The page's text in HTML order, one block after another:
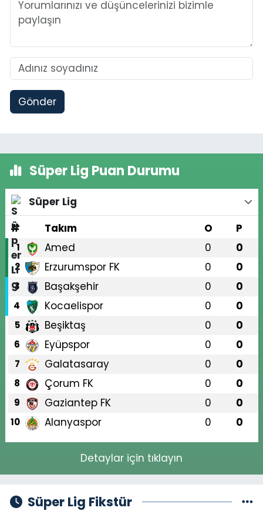
Gönder
Süper Lig Puan Durumu
Süper Lig
#
Takım O P
1 Amed 0 0
2 Erzurumspor FK 0 0
3 Başakşehir 0 0
4 Kocaelispor 0 0
5 Beşiktaş 0 0
6 Eyüpspor 0 0
7 Galatasaray 0 0
8 Çorum FK 0 0
9 Gaziantep FK 0 0
10 Alanyaspor 0 0
Detaylar için tıklayın
Süper Lig Fikstür